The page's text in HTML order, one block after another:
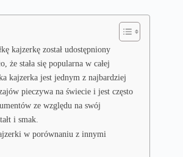
kajzerkę został udostępniony
że stała się popularna w całej
kajzerka jest jednym z najbardziej
pieczywa na świecie i jest często
ze względu na swój
i smak.
w porównaniu z innymi